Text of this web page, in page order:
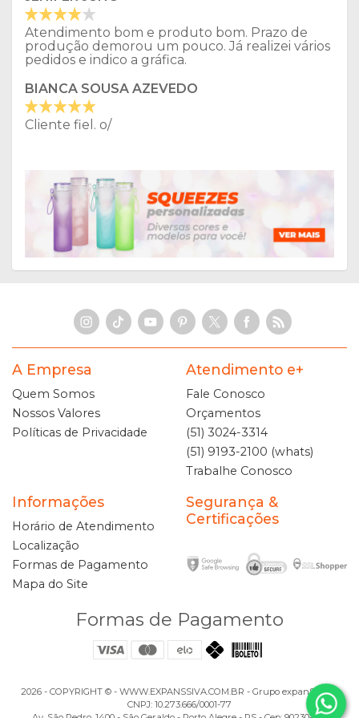
Atendimento bom e produto bom. Prazo de
produção demorou um pouco. Já realizei vários
pedidos e indico a gráfica.
BIANCA SOUSA AZEVEDO
Cliente fiel. o/
A Empresa
Quem Somos
Nossos Valores
Políticas de Privacidade
Atendimento e+
Fale Conosco
Orçamentos
(51) 3024-3314
(51) 9193-2100 (whats)
Trabalhe Conosco
Informações
Horário de Atendimento
Localização
Formas de Pagamento
Mapa do Site
Segurança &
Certificações
Formas de Pagamento
2026 - COPYRIGHT ©️ - WWW.EXPANSSIVA.COM.BR - Grupo expanSSiva -
CNPJ: 10.273.666/0001-77